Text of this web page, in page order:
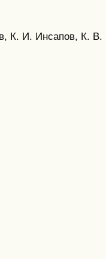
К. И. Инсапов, К.